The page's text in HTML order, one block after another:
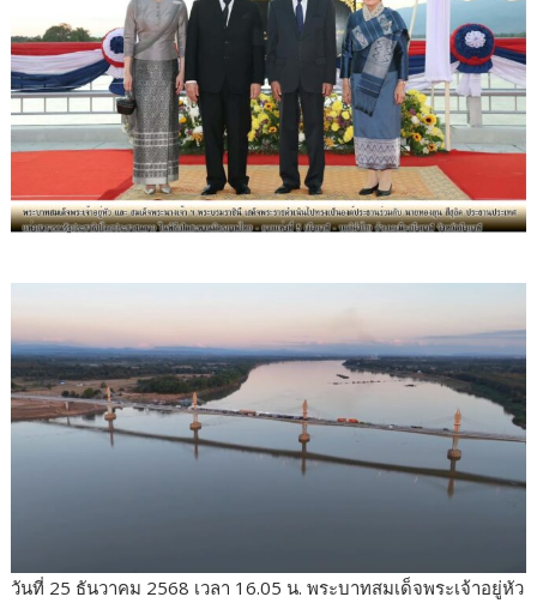
วันที่ 25 ธันวาคม 2568 เวลา 16.05 น. พระบาทสมเด็จพระเจ้าอยู่หัว